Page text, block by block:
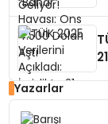
Yazarlar